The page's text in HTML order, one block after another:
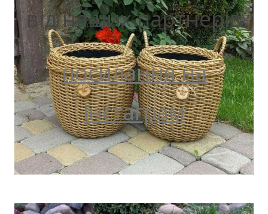
від наших партнерів
посилання на
інстаграм